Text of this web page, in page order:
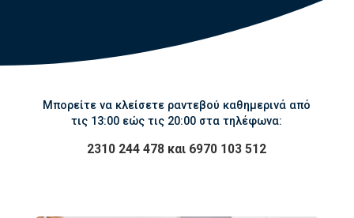
Mπορείτε να κλείσετε ραντεβού καθημερινά από
τις 13:00 εώς τις 20:00 στα τηλέφωνα:
2310 244 478 και 6970 103 512